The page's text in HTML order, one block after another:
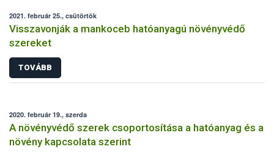
2021. február 25., csütörtök
Visszavonják a mankoceb hatóanyagú növényvédő
szereket
TOVÁBB
2020. február 19., szerda
A növényvédő szerek csoportosítása a hatóanyag és a
növény kapcsolata szerint